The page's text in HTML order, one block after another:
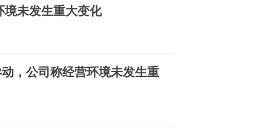
境未发生重大变化
，公司称经营环境未发生重